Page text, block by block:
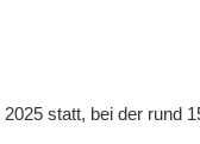
statt, bei der rund